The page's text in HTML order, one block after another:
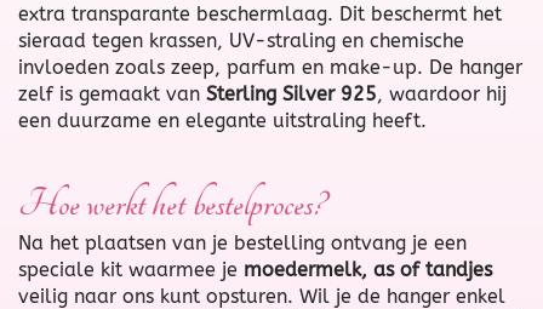
extra transparante beschermlaag. Dit beschermt het
sieraad tegen krassen, UV-straling en chemische
invloeden zoals zeep, parfum en make-up. De hanger
zelf is gemaakt van Sterling Silver 925, waardoor hij
een duurzame en elegante uitstraling heeft.
Hoe werkt het bestelproces?
Na het plaatsen van je bestelling ontvang je een
speciale kit waarmee je moedermelk, as of tandjes
veilig naar ons kunt opsturen. Wil je de hanger enkel